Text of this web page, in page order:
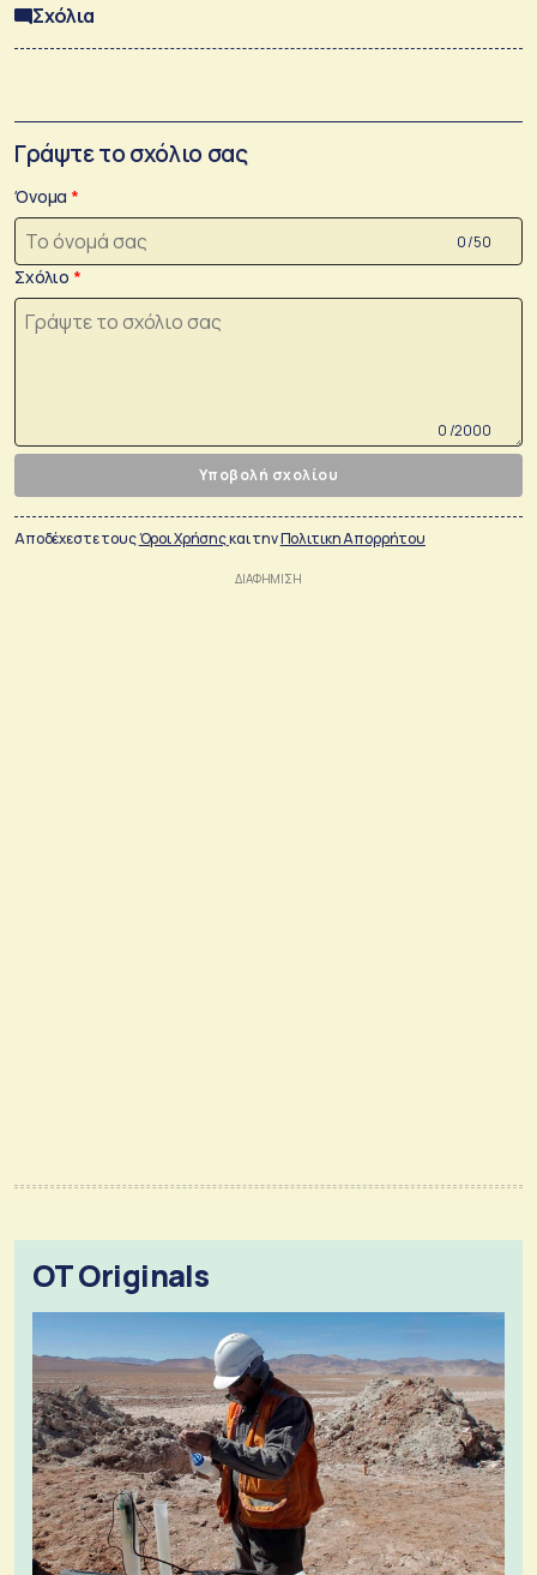
Σχόλια
Γράψτε το σχόλιο σας
Όνομα
0 /50
Σχόλιο
0 /2000
Υποβολή σχολίου
Αποδέχεστε τουςΌροι Χρήσηςκαι τηνΠολιτικη Απορρήτου
OT Originals